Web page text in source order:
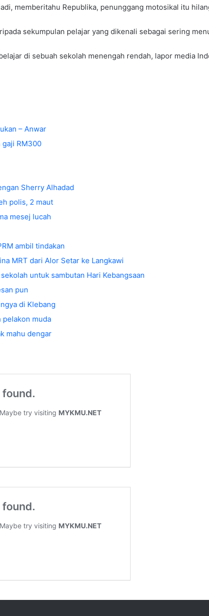
memberitahu Republika, penunggang motosikal itu
sekumpulan pelajar yang dikenali sebagai sering
di sebuah sekolah menengah rendah, lapor media
– Anwar
gaji RM300
Sherry Alhadad
polis, 2 maut
mesej lucah
ambil tindakan
MRT dari Alor Setar ke Langkawi
untuk sambutan Hari Kebangsaan
pun
di Klebang
pelakon muda
mahu dengar